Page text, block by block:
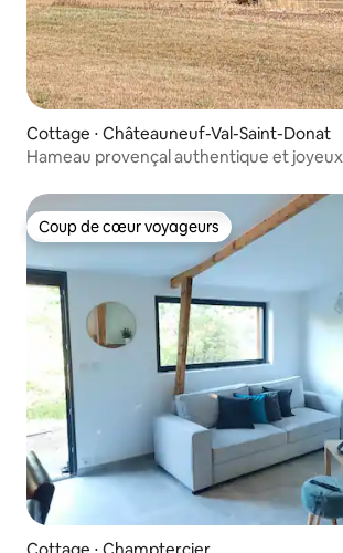
Cottage ⋅ Châteauneuf-Val-Saint-Donat
Hameau provençal authentique et joyeux
Coup de cœur voyageurs
Coup de cœur voyageurs
Cottage ⋅ Champtercier